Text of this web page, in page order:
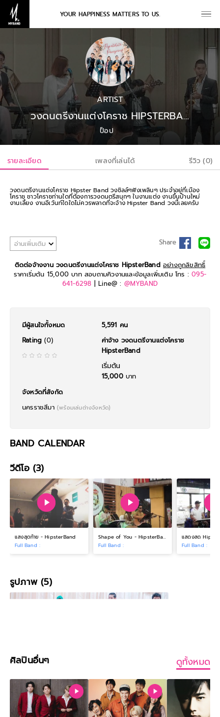
YOUR HAPPINESS MATTERS TO US.
ARTIST
วงดนตรีงานแต่งโคราช HIPSTERBAND
ป็อป
รายละเอียด เพลงที่เล่นได้ รีวิว (0)
วงดนตรีงานแต่งโคราช Hipster Band วงชิลล์ๆฟังเพลินๆ ประจำอยู่ที่เมือง
โคราช ชาวโคราชท่านใดที่ต้องการวงดนตรีสนุกๆ ในงานแต่ง งานขึ้นบ้านใหม่
งานเลี้ยง งานอีเว้นท์ใดใดไม่ควรพลาดที่จะจ้าง Hipster Band วงนี้เลยครับ
อ่านเพิ่มเติม Share
ติดต่อจ้างงาน วงดนตรีงานแต่งโคราช HipsterBand อย่างถูกลิขสิทธิ์
ราคาเริ่มต้น 15,000 บาท สอบถามคิวงานและข้อมูลเพิ่มเติม โทร :095-
641-6298 | Line@ : @MYBAND
มีผู้สนใจทั้งหมด
5,591 คน
Rating (0)
ค่าจ้าง วงดนตรีงานแต่งโคราช
HipsterBand
เริ่มต้น
15,000บาท
จังหวัดที่สังกัด
นครราชสีมา (พร้อมเล่นต่างจังหวัด)
BAND CALENDAR
วีดีโอ (3)
แสงสุดท้าย - HipsterBand
Full Band :
Shape of You - HipsterBand
Full Band :
แสดงสด
Full Band :
รูปภาพ (5)
ศิลปินอื่นๆ ดูทั้งหมด